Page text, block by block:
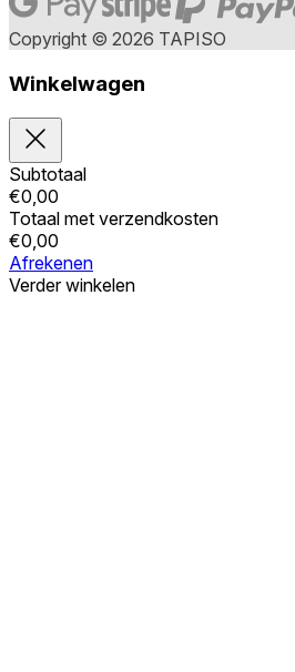
Copyright © 2026 TAPISO
Winkelwagen
Subtotaal
€0,00
Totaal met verzendkosten
€0,00
Afrekenen
Verder winkelen